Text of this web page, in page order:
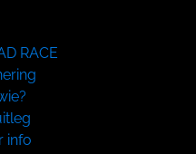
RACE
info